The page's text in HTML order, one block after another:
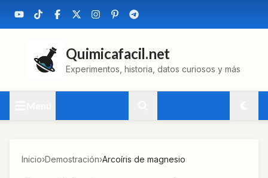
Quimicafacil.net
Experimentos, historia, datos curiosos y más
Inicio›Demostración›Arcoíris de magnesio